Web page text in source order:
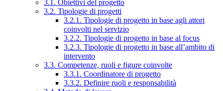
3.1. Obiettivi del progetto
3.2. Tipologie di progetti
3.2.1. Tipologie di progetto in base agli attori
coinvolti nel servizio
3.2.2. Tipologie di progetto in base al focus
3.2.3. Tipologie di progetto in base all’ambito di
intervento
3.3. Competenze, ruoli e figure coinvolte
3.3.1. Coordinatore di progetto
3.3.2. Definire ruoli e responsabilità